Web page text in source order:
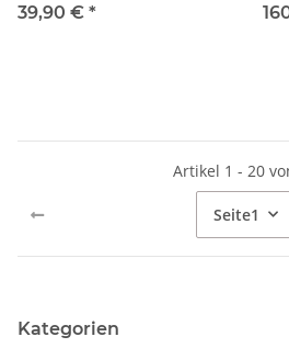
39,90 € *
Artikel 1 - 20
Seite1
Kategorien